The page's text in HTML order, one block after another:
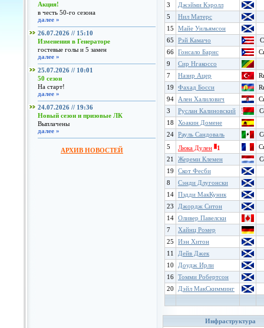
Акция!
в честь 50-го сезона
далее »
26.07.2026 // 15:10
Изменения в Генераторе
гостевые голы и 5 замен
далее »
25.07.2026 // 10:01
50 сезон
На старт!
далее »
24.07.2026 // 19:36
Новый сезон и призовые ЛК
Выплачены
далее »
АРХИВ НОВОСТЕЙ
3
Джэйми Кэролл
5
Нил Матерс
15
Майе Уильямсон
65
Рэй Камачо
66 Гонcало Барнс
9
Сир Нгакоссо
7
Назир Ацер
19
Фахад Босси
94
Ален Халилович
3
Руслан Калиновский
18
Хоакин Домене
24 Рауль Сандоваль
5
Люка Дулен 1
21
Жереми Клемен
19
Скот Фесби
8
Сэнди Длугонски
14 Пэдди МакКуник
23
Джордж Ситон
14 Оливер Павелски
7
Хайнц Ромер
25
Иэн Хитон
11
Дейв Джек
10
Доудж Ирли
16 Томми Робертсон
20
Дэйл МакСкимминг
Инфраструктура